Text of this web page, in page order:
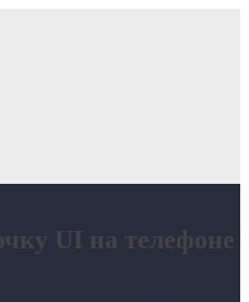
UI на телефоне